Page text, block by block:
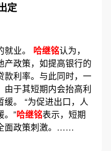
定
业。 哈继铭认为，
产政策，如提高银行的
款利率。与此同时，一
由于其短期内会抬高利
。 “为促进出口，人
。”哈继铭表示，短期
面政策刺激。……